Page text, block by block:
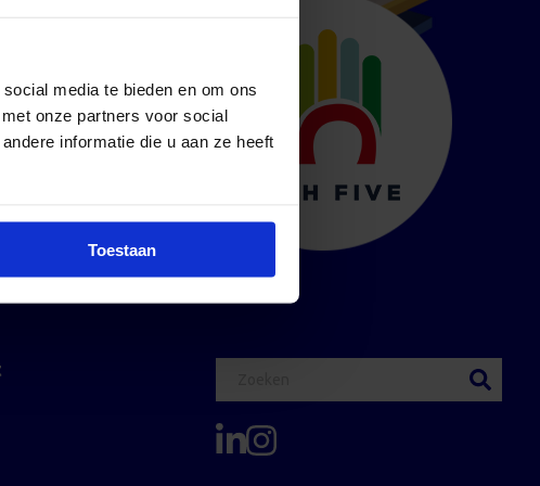
media te bieden en om ons
onze partners voor social
informatie die u aan ze heeft
Toestaan